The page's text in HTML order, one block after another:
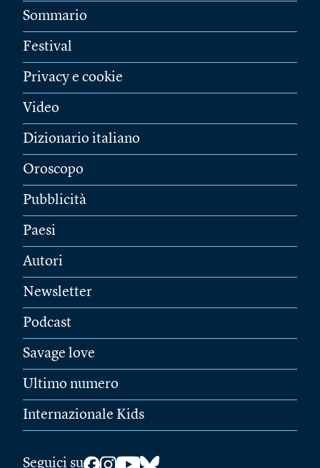
Sommario
Festival
Privacy e cookie
Video
Dizionario italiano
Oroscopo
Pubblicità
Paesi
Autori
Newsletter
Podcast
Savage love
Ultimo numero
Internazionale Kids
Seguici su